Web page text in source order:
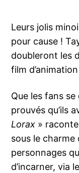
Leurs jolis
pour cause !
doubleront les
film
Que les fans
prouvés qu’ils
Lorax »
sous le charme
personnages
d’incarner, via